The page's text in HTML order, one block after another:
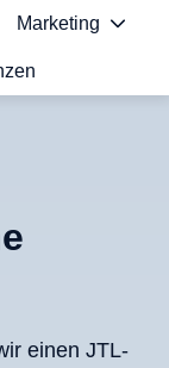
Marketing
einen JTL-